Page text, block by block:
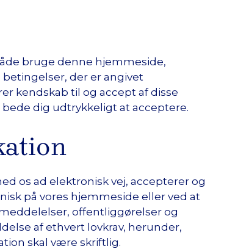
bruge denne hjemmeside,
der er angivet
kendskab til og accept af disse
dig udtrykkeligt at acceptere.
os ad elektronisk vej, accepterer og
på vores hjemmeside eller ved at
offentliggørelser og
af ethvert lovkrav, herunder,
skal være skriftlig.